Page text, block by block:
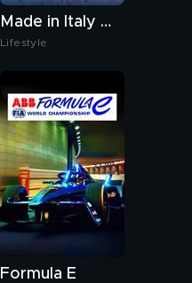
Made in Italy We Are
Lifestyle
Formula E